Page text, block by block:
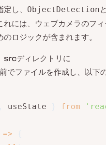
し、 ObjectDetection
には、ウェブカメラのフ
ロジックが含まれます。
srcディレクトリに
でファイルを作成し、以下
useState from
=>